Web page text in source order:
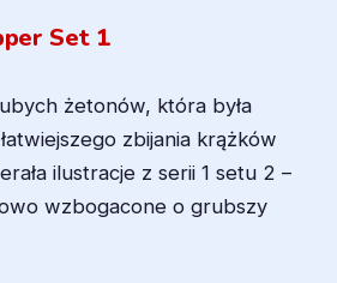
Set 1
żetonów, która była
zbijania krążków
ilustracje z serii 1 setu 2 –
wzbogacone o grubszy